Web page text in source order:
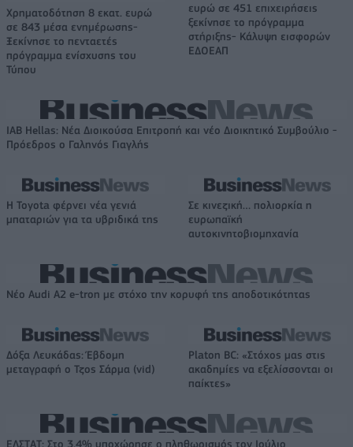
Χρηματοδότηση 8 εκατ. ευρώ
σε 843 μέσα ενημέρωσης-
Ξεκίνησε το πενταετές
πρόγραμμα ενίσχυσης του
Τύπου
ευρώ σε 451 επιχειρήσεις
ξεκίνησε το πρόγραμμα
στήριξης- Κάλυψη εισφορών
ΕΔΟΕΑΠ
IAB Hellas: Νέα Διοικούσα Επιτροπή και νέο Διοικητικό Συμβούλιο -
Πρόεδρος ο Γαληνός Γιαγλής
Η Toyota φέρνει νέα γενιά
μπαταριών για τα υβριδικά της
Σε κινεζική… πολιορκία η
ευρωπαϊκή
αυτοκινητοβιομηχανία
Νέο Audi A2 e-tron με στόχο την κορυφή της αποδοτικότητας
Δόξα Λευκάδας: Έβδομη
μεταγραφή ο Τζος Σάρμα (vid)
Platon BC: «Στόχος μας στις
ακαδημίες να εξελίσσονται οι
παίκτες»
ΕΛΣΤΑΤ: Στο 3,4% υποχώρησε ο πληθωρισμός τον Ιούλιο